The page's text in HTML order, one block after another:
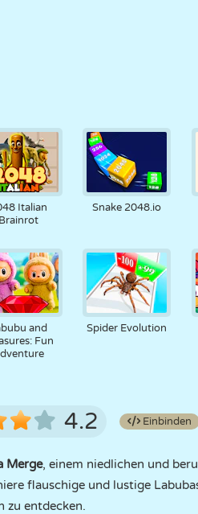
Italian
Brainrot
Snake 2048.io
and
Fun
Spider Evolution
4.2 Einbinden
Merge, einem niedlichen und
flauschige und lustige
zu entdecken.